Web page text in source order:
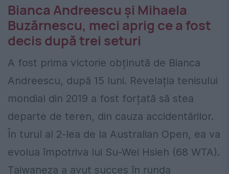
Bianca Andreescu și Mihaela
Buzărnescu, meci aprig ce a fost
decis după trei seturi
A fost prima victorie obținută de Bianca
Andreescu, după 15 luni. Revelația tenisului
mondial din 2019 a fost forțată să stea
departe de teren, din cauza accidentărilor.
În turul al 2-lea de la Australian Open, ea va
evolua împotriva lui Su-Wei Hsieh (68 WTA).
Taiwaneza a avut succes în runda